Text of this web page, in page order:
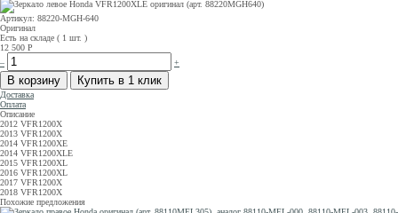
Артикул: 88220-MGH-640
Оригинал
Есть на складе ( 1 шт. )
12 500 Р
–
+
Доставка
Оплата
Описание
2012 VFR1200X
2013 VFR1200X
2014 VFR1200XE
2014 VFR1200XLE
2015 VFR1200XL
2016 VFR1200XL
2017 VFR1200X
2018 VFR1200X
Похожие предложения